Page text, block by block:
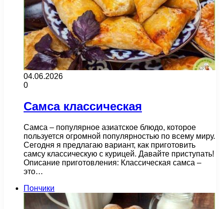
04.06.2026
0
Самса классическая
Самса – популярное азиатское блюдо, которое
пользуется огромной популярностью по всему миру.
Сегодня я предлагаю вариант, как приготовить
самсу классическую с курицей. Давайте приступать!
Описание приготовления: Классическая самса –
это…
Пончики